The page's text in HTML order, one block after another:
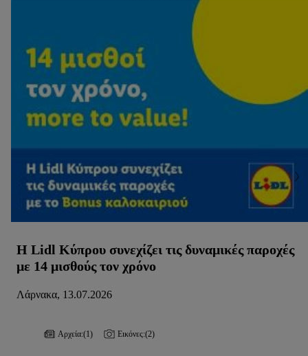
Η Lidl Κύπρου συνεχίζει τις δυναμικές παροχές
με 14 μισθούς τον χρόνο
Λάρνακα, 13.07.2026
Αρχεία:(1) Εικόνες:(2)